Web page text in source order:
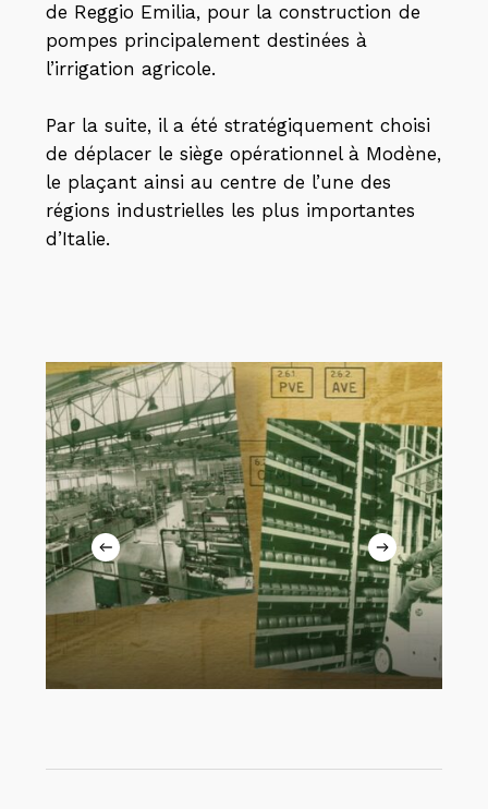
de Reggio Emilia, pour la construction de
pompes principalement destinées à
l’irrigation agricole.
Par la suite, il a été stratégiquement choisi
de déplacer le siège opérationnel à Modène,
le plaçant ainsi au centre de l’une des
régions industrielles les plus importantes
d’Italie.